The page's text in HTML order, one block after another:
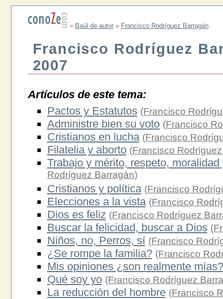
» Baúl de autor» Francisco Rodríguez Barragán
Francisco Rodríguez
2007
Artículos de este tema:
Pactos y Estatutos (Francisco
Administre bien su voto (Francisco
Cristianos en lucha (Francisco
Filatelia y aborto (Francisco
Trabajo y mérito, respeto, moralidad
Rodríguez Barragán)
Cristianos y política (Francisco
Elecciones a la vista (Francisco
Dios es feliz (Francisco Rodríguez
Buscar la felicidad, buscar a Dios
Niños, no, Perros, sí (Francisco
¿Se rompe la familia? (Francisco
Mis opiniones ¿son realmente mías?
Qué soy yo (Francisco Rodríguez
La reducción del hombre (Francisco